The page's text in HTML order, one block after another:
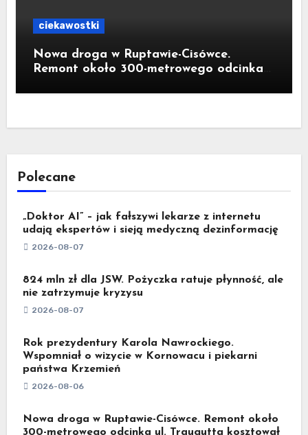
ciekawostki
Nowa droga w Ruptawie-Cisówce.
Remont około 300-metrowego odcinka
złotych
Polecane
„Doktor AI” – jak fałszywi lekarze z internetu
udają ekspertów i sieją medyczną dezinformację
2026-08-07
824 mln zł dla JSW. Pożyczka ratuje płynność, ale
nie zatrzymuje kryzysu
2026-08-07
Rok prezydentury Karola Nawrockiego.
Wspomniał o wizycie w Kornowacu i piekarni
państwa Krzemień
2026-08-06
Nowa droga w Ruptawie-Cisówce. Remont około
300-metrowego odcinka ul. Traugutta kosztował